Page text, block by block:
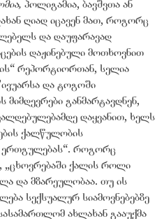
, პოლიგამია, ბავშვთა ან
ღიად იცავენ მათ, როგორც
და დაუფარავად
დაჟინებული მოთხოვნით
რეპორტიორთან, სელია
და ტოგოში
მიმდევრები განმარტავდნენ,
დაყვანით, ხელს
ქალწულობის
ერთგულებას“. როგორც
„ცხოვრებაში ქალის როლი
და მზარეულობაა. თუ ის
სექსუალურ სიამოვნებებზე
ახლახან გააუქმა